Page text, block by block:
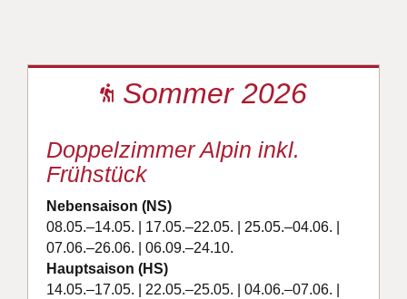
Sommer 2026
Doppelzimmer Alpin inkl.
Frühstück
Nebensaison (NS)
08.05.–14.05. | 17.05.–22.05. | 25.05.–04.06. |
07.06.–26.06. | 06.09.–24.10.
Hauptsaison (HS)
14.05.–17.05. | 22.05.–25.05. | 04.06.–07.06. |